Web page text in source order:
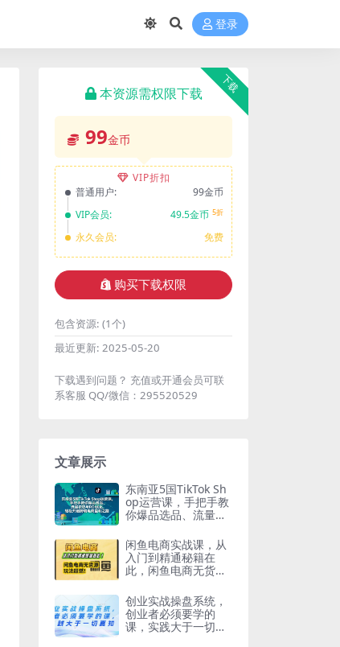
登录
下载
本资源需权限下载
99金币
VIP折扣
普通用户:
99金币
VIP会员:
49.5金币 5折
永久会员: 免费
购买下载权限
包含资源: (1个)
最近更新: 2025-05-20
下载遇到问题？ 充值或开通会员可联
系客服 QQ/微信：295520529
文章展示
东南亚5国TikTok Sh
op运营课，手把手教
你爆品选品、流量获
开启跨境电商盈利之
路
闲鱼电商实战课，从
入门到精通秘籍在
此，闲鱼电商无货源
创业实战操盘系统，
创业者必须要学的
课，实践大于一切真